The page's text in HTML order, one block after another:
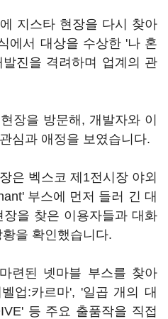
지스타 현장을 다시 찾아
에서 대상을 수상한 '나 혼
진을 격려하며 업계의 관
장을 방문해, 개발자와 이
심과 애정을 보였습니다.
은 벡스코 제1전시장 야외
부스에 먼저 들러 긴 대
을 찾은 이용자들과 대화
을 확인했습니다.
련된 넷마블 부스를 찾아
업:카르마', '일곱 개의 대
등 주요 출품작을 직접